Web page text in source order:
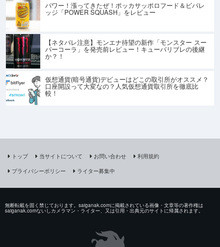
パワー！漲ってきたぜ！ポッカサッポロフード＆ビバレ
ッジ「POWER SQUASH」をレビュー
【ネタバレ注意】モンエナ待望の新作「モンスター スー
パーコーラ」を発売前レビュー！キューバリブレの後継
か？！
仮想通貨(暗号通貨)デビューはどこの取引所がオススメ？
口座開設って大変なの？人気仮想通貨取引所を徹底比
較！
トップ 当サイトについて お問い合わせ
利用規約
プライバシーポリシー
ライター募集中
無断転載を固く禁じております。saiganak.comに掲載されている画像・文章等の著作権は
saiganak.comないしカメラマン・ライター、又は引用・出典元のサイトに帰属されます。